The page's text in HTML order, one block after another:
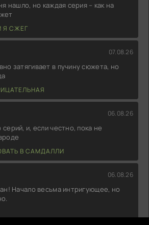
нашло, но каждая серия – как на
Я СЖЕГ
07.08.26
затягивает в пучину сюжета, но
06.08.26
и, если честно, пока не
В САМДАЛЛИ
06.08.26
Начало весьма интригующее, но